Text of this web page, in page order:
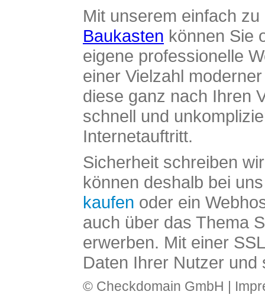
Mit unserem einfach
Baukasten können Sie
eigene professionelle
einer Vielzahl
diese ganz nach Ihren
schnell und
Internetauftritt.
Sicherheit schreiben
können deshalb bei
kaufen oder ein
auch über das Thema
erwerben. Mit einer
Daten Ihrer Nutzer und
© Checkdomain GmbH |